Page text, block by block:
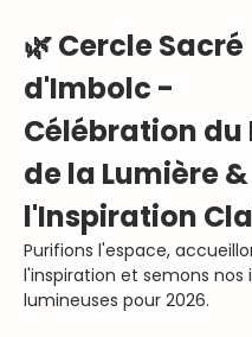
🌿 Cercle Sacré
d'Imbolc -
Célébration du
de la Lumière
l'Inspiration
Purifions l'espace,
l'inspiration et semons nos
lumineuses pour 2026.